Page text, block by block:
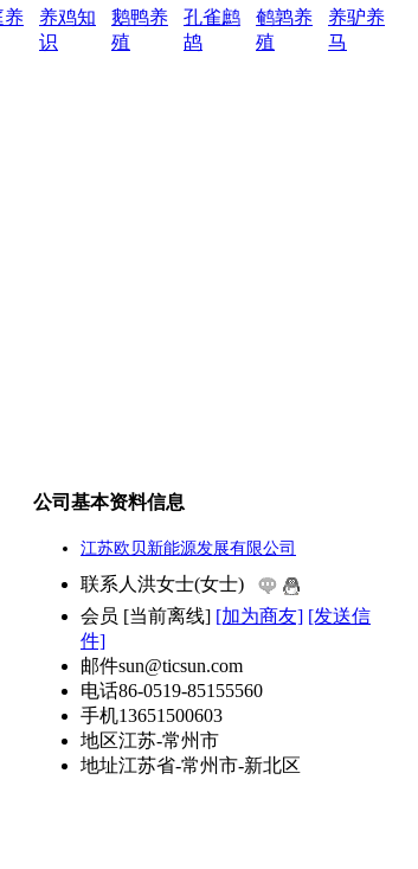
养
养鸡知
识
鹅鸭养
殖
孔雀鹧
鸪
鹌鹑养
殖
养驴养
马
公司基本资料信息
江苏欧贝新能源发展有限公司
联系人 洪女士(女士)
会员 [当前离线] [加为商友] [发送信
件]
邮件sun@ticsun.com
电话86-0519-85155560
手机13651500603
地区江苏-常州市
地址江苏省-常州市-新北区